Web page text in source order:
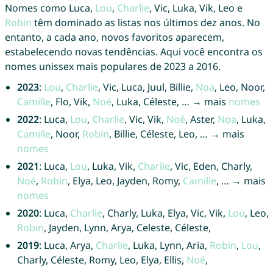
Nomes como Luca, Lou, Charlie, Vic, Luka, Vik, Leo e
Robin têm dominado as listas nos últimos dez anos. No
entanto, a cada ano, novos favoritos aparecem,
estabelecendo novas tendências. Aqui você encontra os
nomes unissex mais populares de 2023 a 2016.
2023: Lou, Charlie, Vic, Luca, Juul, Billie, Noa, Leo, Noor,
Camille, Flo, Vik, Noé, Luka, Céleste, … → mais nomes
2022: Luca, Lou, Charlie, Vic, Vik, Noé, Aster, Noa, Luka,
Camille, Noor, Robin, Billie, Céleste, Leo, … → mais
nomes
2021: Luca, Lou, Luka, Vik, Charlie, Vic, Eden, Charly,
Noé, Robin, Elya, Leo, Jayden, Romy, Camille, … → mais
nomes
2020: Luca, Charlie, Charly, Luka, Elya, Vic, Vik, Lou, Leo,
Robin, Jayden, Lynn, Arya, Celeste, Céleste,
2019: Luca, Arya, Charlie, Luka, Lynn, Aria, Robin, Lou,
Charly, Céleste, Romy, Leo, Elya, Ellis, Noé,